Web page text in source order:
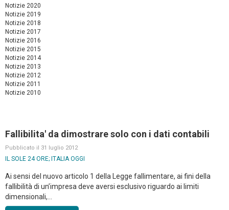
Notizie 2020
Notizie 2019
Notizie 2018
Notizie 2017
Notizie 2016
Notizie 2015
Notizie 2014
Notizie 2013
Notizie 2012
Notizie 2011
Notizie 2010
Fallibilita' da dimostrare solo con i dati contabili
Pubblicato il 31 luglio 2012
IL SOLE 24 ORE; ITALIA OGGI
Ai sensi del nuovo articolo 1 della Legge fallimentare, ai fini della
fallibilità di un’impresa deve aversi esclusivo riguardo ai limiti
dimensionali,...